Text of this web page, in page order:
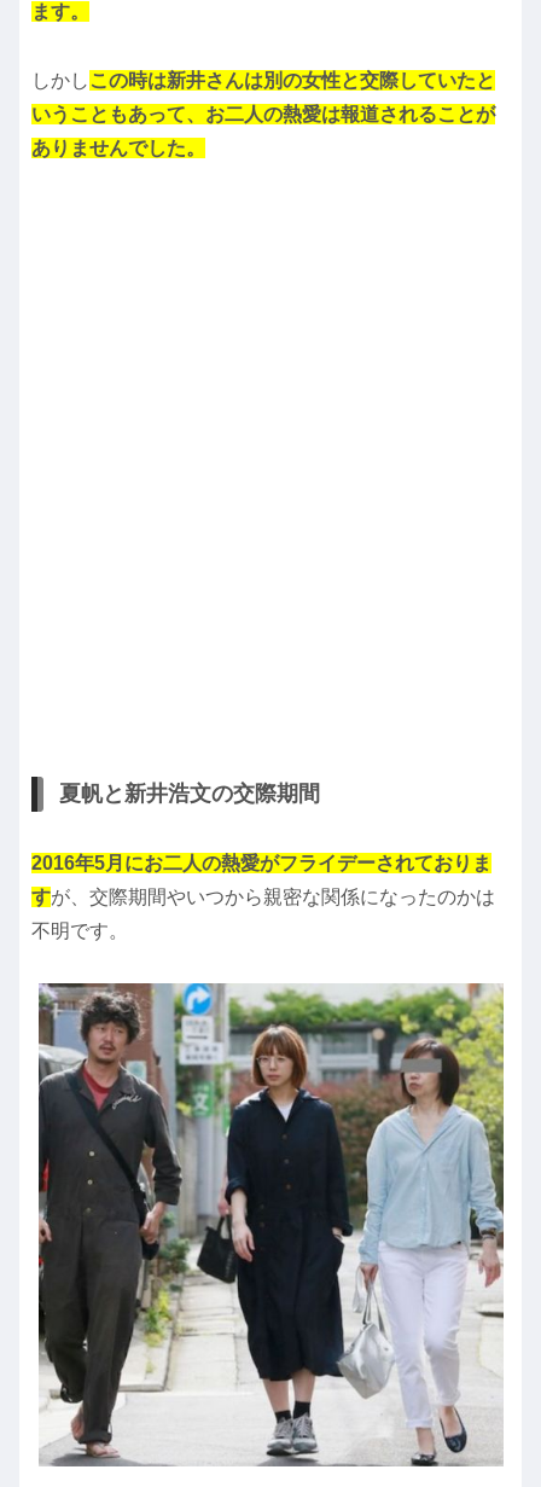
ます。
しかし この時は新井さんは別の女性と交際していたと
いうこともあって、お二人の熱愛は報道されることが
ありませんでした。
夏帆と新井浩文の交際期間
2016年5月にお二人の熱愛がフライデーされておりま
すが、交際期間やいつから親密な関係になったのかは
不明です。